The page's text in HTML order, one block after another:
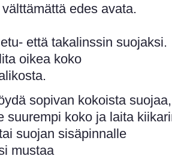
edes avata.
että takalinssin suojaksi.
oikea koko
sopivan kokoista suojaa,
suurempi koko ja laita
suojan sisäpinnalle
mustaa